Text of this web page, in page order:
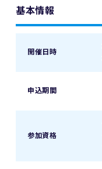
基本情報
開催日時
申込期間
参加資格